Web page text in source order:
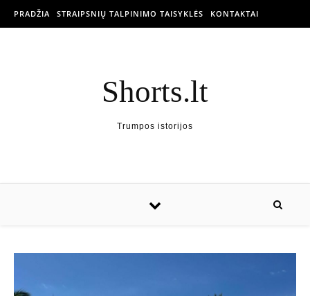
PRADŽIA STRAIPSNIŲ TALPINIMO TAISYKLĖS KONTAKTAI
Shorts.lt
Trumpos istorijos